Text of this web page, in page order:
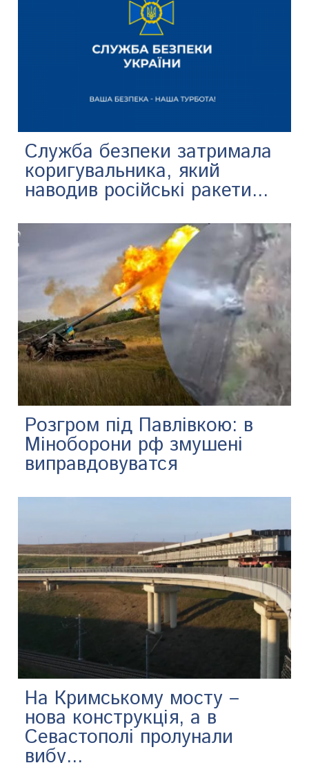
Служба безпеки затримала
коригувальника, який
наводив російські ракети...
Розгром під Павлівкою: в
Міноборони рф змушені
виправдовуватся
На Кримському мосту –
нова конструкція, а в
Севастополі пролунали
вибу...